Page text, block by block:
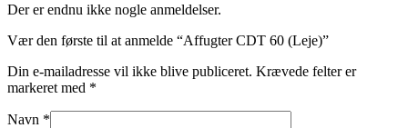
Der er endnu ikke nogle anmeldelser.
Vær den første til at anmelde “Affugter CDT 60 (Leje)”
Din e-mailadresse vil ikke blive publiceret. Krævede felter er
markeret med *
Navn *